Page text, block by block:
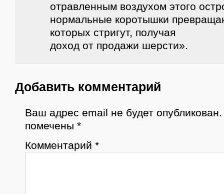
отравленным воздухом этого
нормальные коротышки
которых стригут, получая
доход от продажи шерсти».
Добавить комментарий
Ваш адрес email не будет опубликован.
помечены *
Комментарий *